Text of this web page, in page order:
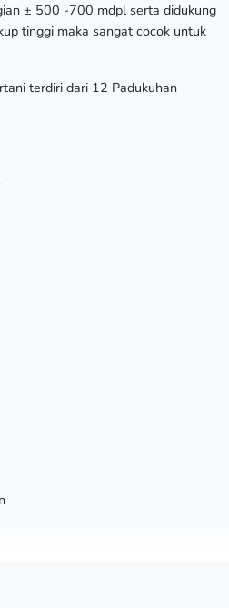
± 500 -700 mdpl serta didukung
tinggi maka sangat cocok untuk
terdiri dari 12 Padukuhan